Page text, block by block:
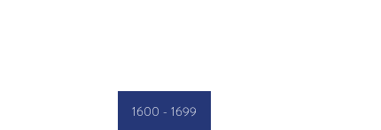
1600 - 1699